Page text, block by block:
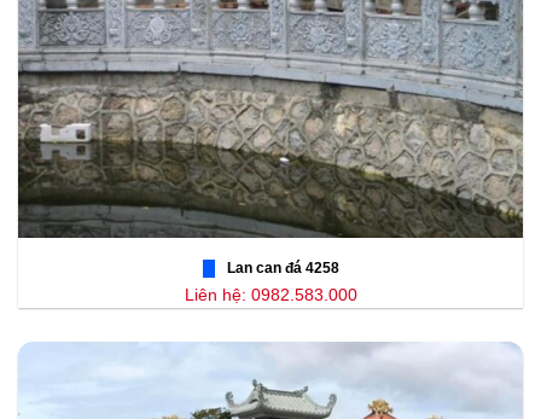
Lan can đá 4258
Liên hệ: 0982.583.000